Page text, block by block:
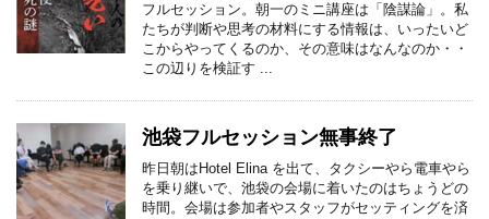
フルセッション。朝一のミニ講座は「陰謀論」。私
たちが判断や思考の材料にする情報は、いったいど
こからやってくるのか、その意味はなんなのか・・
この辺りを検証す ...
池袋フルセッション無事終了
昨日朝はHotel Elina を出て、タクシーやら電車やら
を乗り継いで、池袋の会場に着いたのはちょうどの
時間。会場は参加者やスタッフがセッティングを済